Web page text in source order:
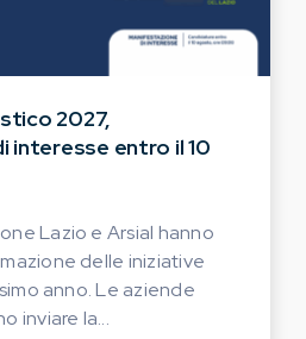
2027,
interesse entro il 10
Lazio e Arsial hanno
delle iniziative
anno. Le aziende
inviare la...